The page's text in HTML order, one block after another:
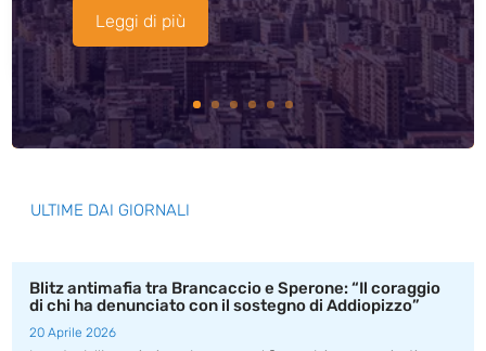
Leggi di più
ULTIME DAI GIORNALI
Blitz antimafia tra Brancaccio e Sperone: “Il coraggio
di chi ha denunciato con il sostegno di Addiopizzo”
20 Aprile 2026